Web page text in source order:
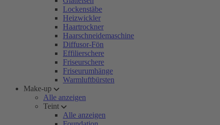
Lockenstäbe
Heizwickler
Haartrockner
Haarschneidemaschine
Diffusor-Fön
Effilierschere
Friseurschere
Friseurumhänge
Warmluftbürsten
Make-up
Alle anzeigen
Teint
Alle anzeigen